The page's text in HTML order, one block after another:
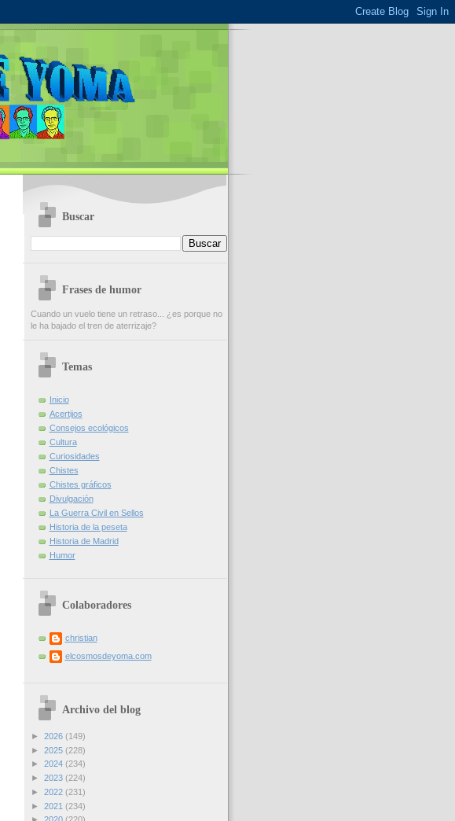
Buscar
Frases de humor
Cuando un vuelo tiene un retraso... ¿es porque no
le ha bajado el tren de aterrizaje?
Temas
Inicio
Acertijos
Consejos ecológicos
Cultura
Curiosidades
Chistes
Chistes gráficos
Divulgación
La Guerra Civil en Sellos
Historia de la peseta
Historia de Madrid
Humor
Colaboradores
christian
elcosmosdeyoma.com
Archivo del blog
► 2026 (149)
► 2025 (228)
► 2024 (234)
► 2023 (224)
► 2022 (231)
► 2021 (234)